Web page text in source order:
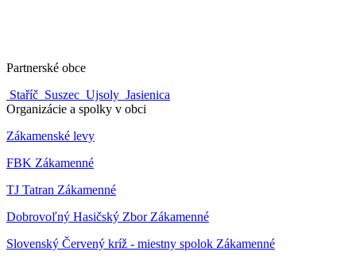
Partnerské obce
Staříč Suszec Ujsoly Jasienica
Organizácie a spolky v obci
Zákamenské levy
FBK Zákamenné
TJ Tatran Zákamenné
Dobrovoľný Hasičský Zbor Zákamenné
Slovenský Červený kríž - miestny spolok Zákamenné